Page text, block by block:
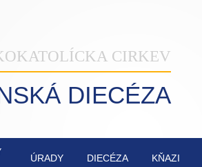
CIRKEV
DIECÉZA
ÚRADY DIECÉZA KŇAZI